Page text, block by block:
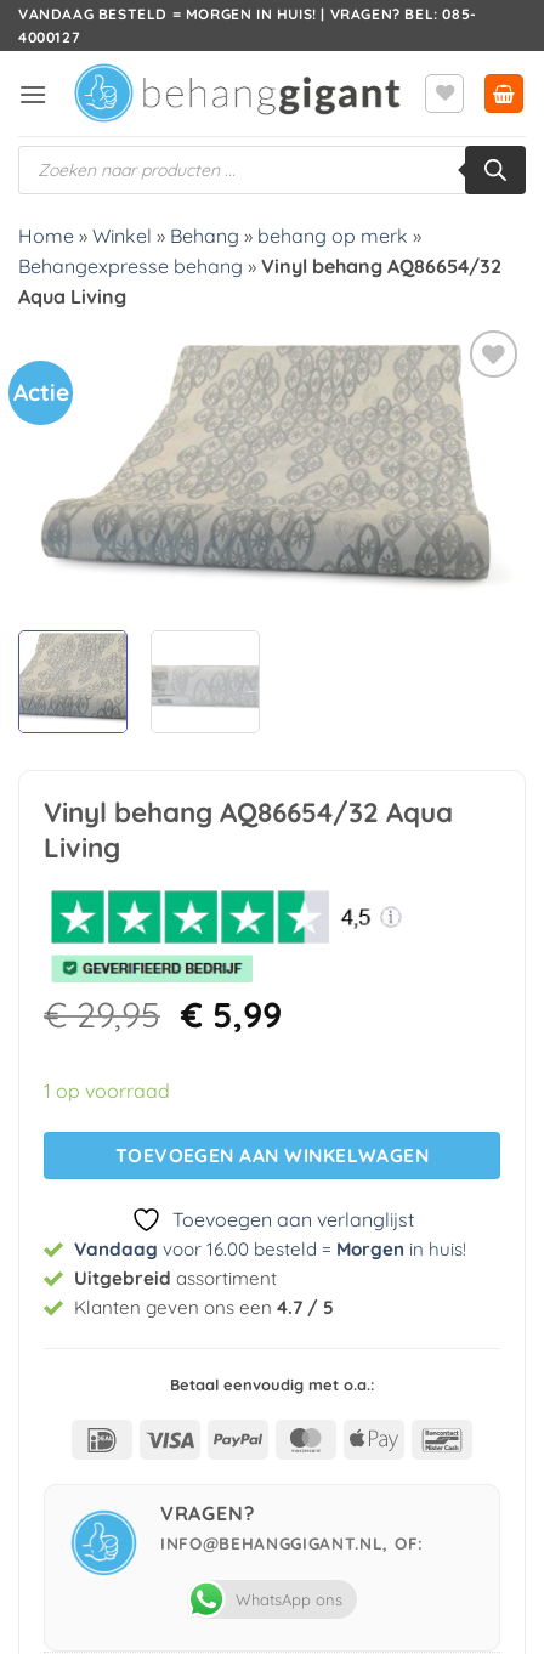
Ga
naar
VANDAAG BESTELD = MORGEN IN HUIS! | VRAGEN? BEL: 085-
4000127
Producten
zoeken
Home » Winkel » Behang » behang op merk »
Behangexpresse behang » Vinyl behang AQ86654/32
Aqua Living
Actie
Toevoegen
aan
verlanglijst
Vinyl behang AQ86654/32 Aqua
Living
€29,95 Oorspronkelijke
prijs
€5,99Huidige
1 op voorraad
TOEVOEGEN AAN WINKELWAGEN
Toevoegen aan verlanglijst
Vandaag voor 16.00 besteld = Morgen in huis!
Uitgebreid assortiment
Klanten geven ons een 4.7 / 5
Betaal eenvoudig met o.a.:
IDeal Visa PayPal MasterCard
Apple
VRAGEN?
INFO@BEHANGGIGANT.NL, OF:
WhatsApp ons